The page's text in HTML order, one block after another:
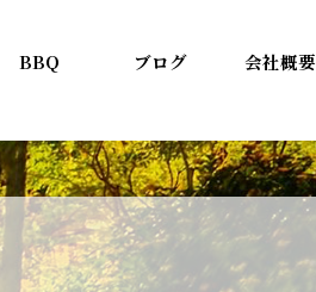
BBQ ブログ 会社概要